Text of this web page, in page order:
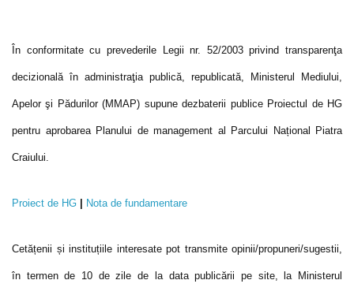
În conformitate cu prevederile Legii nr. 52/2003 privind transparenţa
decizională în administraţia publică, republicată, Ministerul Mediului,
Apelor şi Pădurilor (MMAP) supune dezbaterii publice Proiectul de HG
pentru aprobarea Planului de management al Parcului Național Piatra
Craiului.
Proiect de HG | Nota de fundamentare
Cetățenii și instituțiile interesate pot transmite opinii/propuneri/sugestii,
în termen de 10 de zile de la data publicării pe site, la Ministerul